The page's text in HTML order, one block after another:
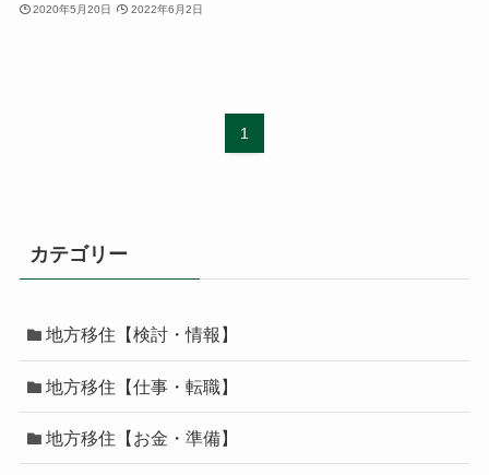
2020年5月20日 2022年6月2日
1
カテゴリー
地方移住【検討・情報】
地方移住【仕事・転職】
地方移住【お金・準備】